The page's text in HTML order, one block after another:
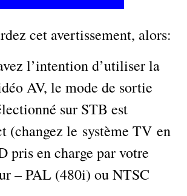
cet avertissement, alors:
l’intention d’utiliser la
AV, le mode de sortie
sur STB est
(changez le système TV en
pris en charge par votre
– PAL (480i) ou NTSC